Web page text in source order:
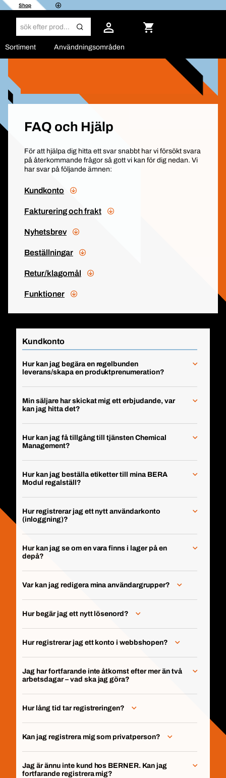
Shop
Sortiment Användningsområden
FAQ och Hjälp
För att hjälpa dig hitta ett svar snabbt har vi försökt svara
på återkommande frågor så gott vi kan för dig nedan. Vi
har svar på följande ämnen:
Kundkonto
Fakturering och frakt
Nyhetsbrev
Beställningar
Retur/klagomål
Funktioner
Kundkonto
Hur kan jag begära en regelbunden
leverans/skapa en produktprenumeration?
Min säljare har skickat mig ett erbjudande, var
kan jag hitta det?
Hur kan jag få tillgång till tjänsten Chemical
Management?
Hur kan jag beställa etiketter till mina BERA
Modul regalställ?
Hur registrerar jag ett nytt användarkonto
(inloggning)?
Hur kan jag se om en vara finns i lager på en
depå?
Var kan jag redigera mina användargrupper?
Hur begär jag ett nytt lösenord?
Hur registrerar jag ett konto i webbshopen?
Jag har fortfarande inte åtkomst efter mer än två
arbetsdagar – vad ska jag göra?
Hur lång tid tar registreringen?
Kan jag registrera mig som privatperson?
Jag är ännu inte kund hos BERNER. Kan jag
fortfarande registrera mig?